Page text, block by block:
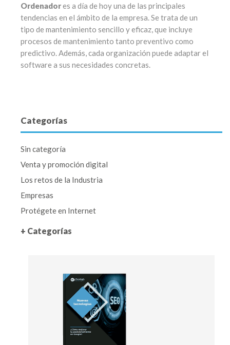
Ordenadores a día de hoy una de las principales
tendencias en el ámbito de la empresa. Se trata de un
tipo de mantenimiento sencillo y eficaz, que incluye
procesos de mantenimiento tanto preventivo como
predictivo. Además, cada organización puede adaptar el
software a sus necesidades concretas.
Categorías
Sin categoría
Venta y promoción digital
Los retos de la Industria
Empresas
Protégete en Internet
+ Categorías